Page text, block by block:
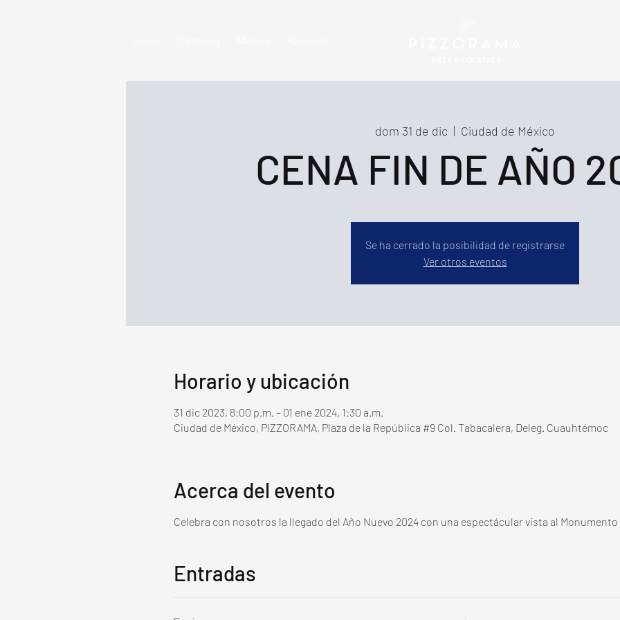
dom 31 de dic
  |
Ciudad de México
CENA FIN DE AÑO
Se ha cerrado la posibilidad de registrarse
Ver otros eventos
Horario y ubicación
31 dic 2023, 8:00 p.m. – 01 ene 2024, 1:30 a.m.
Ciudad de México, PIZZORAMA, Plaza de la República #9 Col. Tabacalera, Deleg. Cuauhtémoc
Acerca del evento
Celebra con nosotros la llegado del Año Nuevo 2024 con una espectácular vista al
Entradas